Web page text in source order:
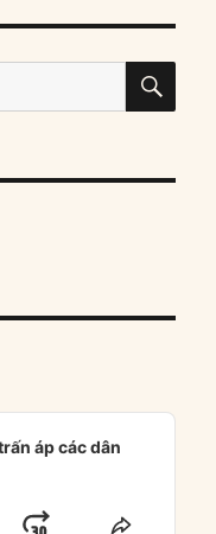
áp các dân